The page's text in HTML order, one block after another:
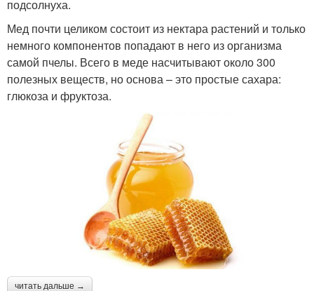
подсолнуха.
Мед почти целиком состоит из нектара растений и только
немного компонентов попадают в него из организма
самой пчелы. Всего в меде насчитывают около 300
полезных веществ, но основа – это простые сахара:
глюкоза и фруктоза.
читать дальше →